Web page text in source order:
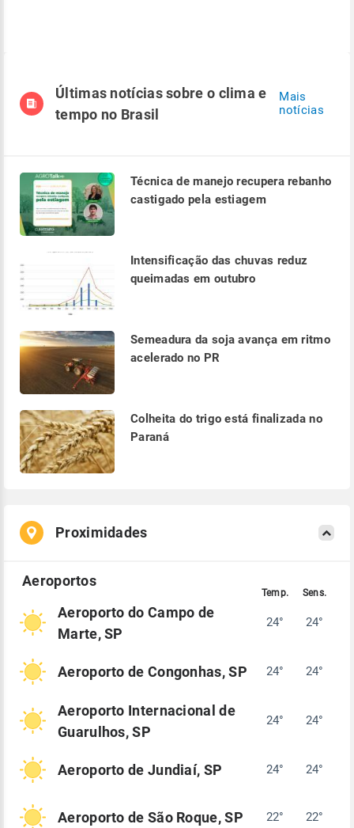
Últimas notícias sobre o clima e
tempo no Brasil
Mais
notícias
Técnica de manejo recupera rebanho
castigado pela estiagem
Intensificação das chuvas reduz
queimadas em outubro
Semeadura da soja avança em ritmo
acelerado no PR
Colheita do trigo está finalizada no
Paraná
Proximidades
Aeroporto do Campo de
Marte, SP
24° 24°
Aeroporto de Congonhas, SP 24° 24°
Aeroporto Internacional de
Guarulhos, SP
24° 24°
Aeroporto de Jundiaí, SP 24° 24°
Aeroporto de São Roque, SP 22° 22°